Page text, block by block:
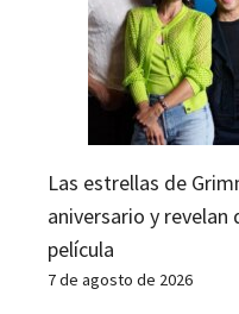
Las estrellas de
aniversario y revelan
película
7 de agosto de 2026